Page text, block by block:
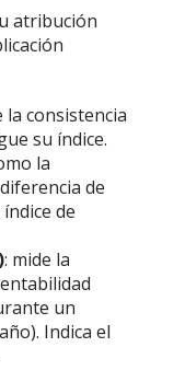
atribución
la consistencia
su índice.
la
de
de
: mide la
un
Indica el